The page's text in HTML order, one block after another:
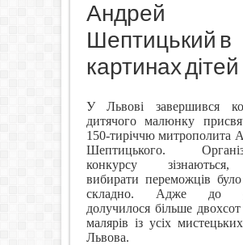
Андрей
Шептицький в
картинах дітей
У Львові завершився
дитячого малюнку
150-тиріччю митрополита
Шептицького.
конкурсу
вибирати переможців
складно. Адже до
долучилося більше
малярів із усіх
Львова.